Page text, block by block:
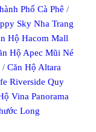
Phố Cà Phê /
Sky Nha Trang
Hộ Hacom Mall
Hộ Apec Mũi Né
/Căn Hộ Altara
Riverside Quy
Vina Panorama
Long